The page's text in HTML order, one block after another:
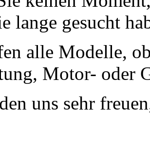
lange gesucht
alle Modelle,
Motor- oder
uns sehr